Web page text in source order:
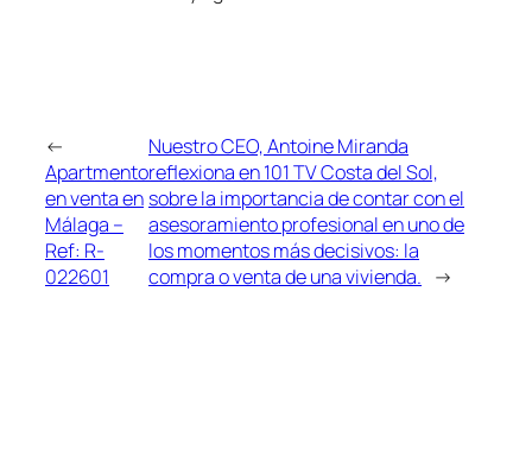
←
Apartmento
en venta en
Málaga –
Ref: R-
022601
Nuestro CEO, Antoine Miranda
reflexiona en 101 TV Costa del Sol,
sobre la importancia de contar con el
asesoramiento profesional en uno de
los momentos más decisivos: la
compra o venta de una vivienda. →